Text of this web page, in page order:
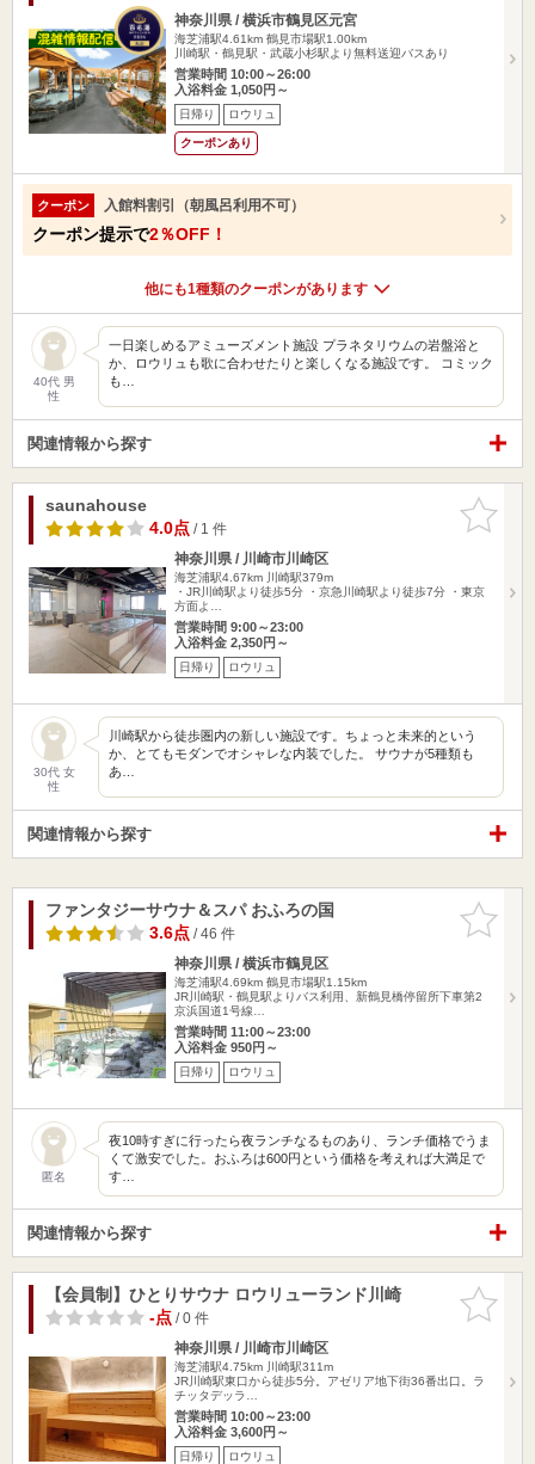
神奈川県 / 横浜市鶴見区元宮
海芝浦駅4.61km 鶴見市場駅1.00km
川崎駅・鶴見駅・武蔵小杉駅より無料送迎バスあり
営業時間 10:00～26:00
入浴料金 1,050円～
日帰り ロウリュ
クーポンあり
クーポン 入館料割引（朝風呂利用不可）
クーポン提示で2％OFF！
他にも1種類のクーポンがあります
40代 男
性
一日楽しめるアミューズメント施設 プラネタリウムの岩盤浴と
か、ロウリュも歌に合わせたりと楽しくなる施設です。 コミック
も…
関連情報から探す
お気に入
りに追加
saunahouse
4.0点/ 1 件
神奈川県 / 川崎市川崎区
海芝浦駅4.67km
川崎駅379m
・JR川崎駅より徒歩5分 ・京急川崎駅より徒歩7分 ・東京
方面よ…
営業時間 9:00～23:00
入浴料金 2,350円～
日帰り ロウリュ
30代 女
性
川崎駅から徒歩圏内の新しい施設です。ちょっと未来的という
か、とてもモダンでオシャレな内装でした。 サウナが5種類も
あ…
関連情報から探す
お気に入
りに追加
ファンタジーサウナ＆スパ おふろの国
3.6点/ 46 件
神奈川県 / 横浜市鶴見区
海芝浦駅4.69km 鶴見市場駅1.15km
JR川崎駅・鶴見駅よりバス利用、新鶴見橋停留所下車第2
京浜国道1号線…
営業時間 11:00～23:00
入浴料金 950円～
日帰り ロウリュ
匿名
夜10時すぎに行ったら夜ランチなるものあり、ランチ価格でうま
くて激安でした。おふろは600円という価格を考えれば大満足で
す…
関連情報から探す
お気に入
りに追加
【会員制】ひとりサウナ ロウリューランド川崎
-点/ 0 件
神奈川県 / 川崎市川崎区
海芝浦駅4.75km
川崎駅311m
JR川崎駅東口から徒歩5分。アゼリア地下街36番出口。ラ
チッタデッラ…
営業時間 10:00～23:00
入浴料金 3,600円～
日帰り ロウリュ